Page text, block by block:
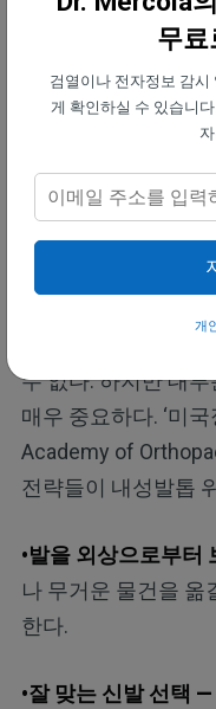
완화되면 평소 활동
•추가 적용 필요 가
브레이스를 반복적
까지 1~4회의 브레
정한다.
수 없다. 하지만 대
매우 중요하다. ‘미
Academy of
전략들이 내성발톱
•발을 외상으로부터
나 무거운 물건을 옮
한다.
•잘 맞는 신발 선택 —
무료
검열이나 전자정보 감시
게 확인하실 수 있습니
개